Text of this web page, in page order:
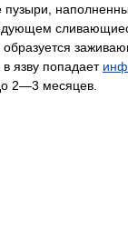
пузыри,
в язву попадает
2—3 месяцев.